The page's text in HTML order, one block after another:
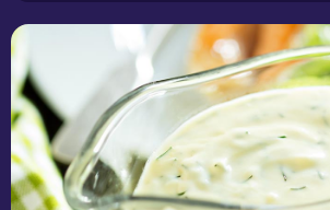
3 สูตรน้ำสลัดทำง่าย กินกับเมนูไหนก็อร่อย